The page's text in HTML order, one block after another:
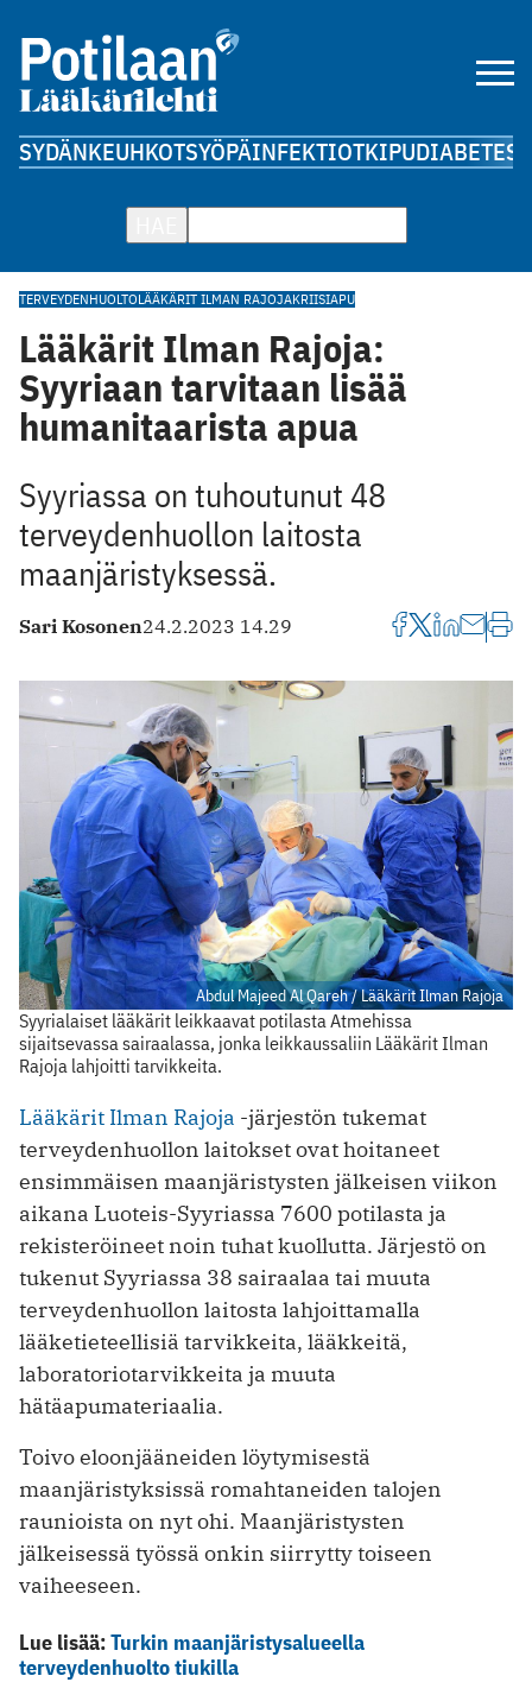
SYDÄNKEUHKOTSYÖPÄINFEKTIOTKIPUDIABETES
TERVEYDENHUOLTOLÄÄKÄRIT ILMAN RAJOJAKRIISIAPU
Lääkärit Ilman Rajoja:
Syyriaan tarvitaan lisää
humanitaarista apua
Syyriassa on tuhoutunut 48
terveydenhuollon laitosta
maanjäristyksessä.
Sari Kosonen24.2.2023 14.29
Abdul Majeed Al Qareh / Lääkärit Ilman Rajoja
Syyrialaiset lääkärit leikkaavat potilasta Atmehissa
sijaitsevassa sairaalassa, jonka leikkaussaliin Lääkärit Ilman
Rajoja lahjoitti tarvikkeita.
Lääkärit Ilman Rajoja -järjestön tukemat
terveydenhuollon laitokset ovat hoitaneet
ensimmäisen maanjäristysten jälkeisen viikon
aikana Luoteis-Syyriassa 7600 potilasta ja
rekisteröineet noin tuhat kuollutta. Järjestö on
tukenut Syyriassa 38 sairaalaa tai muuta
terveydenhuollon laitosta lahjoittamalla
lääketieteellisiä tarvikkeita, lääkkeitä,
laboratoriotarvikkeita ja muuta
hätäapumateriaalia.
Toivo eloonjääneiden löytymisestä
maanjäristyksissä romahtaneiden talojen
raunioista on nyt ohi. Maanjäristysten
jälkeisessä työssä onkin siirrytty toiseen
vaiheeseen.
Lue lisää:Turkin maanjäristysalueella
terveydenhuolto tiukilla